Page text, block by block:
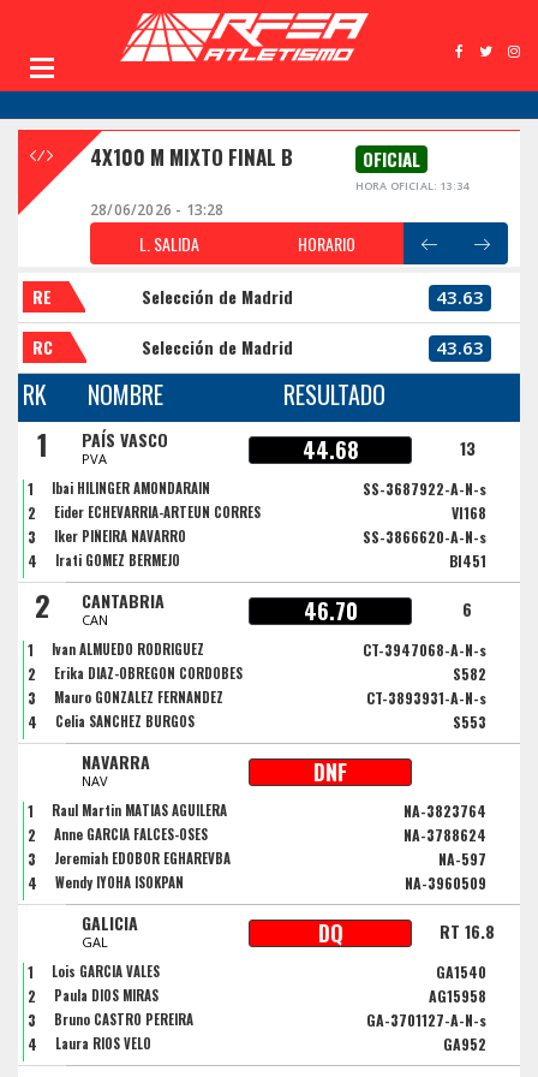
4X100 M MIXTO FINAL B OFICIAL
HORA OFICIAL: 13:34
28/06/2026 - 13:28
L. SALIDA HORARIO
RE Selección de Madrid 43.63
RC Selección de Madrid 43.63
RK NOMBRE RESULTADO
1 PAÍS VASCO
PVA 44.68 13
1 Ibai HILINGER AMONDARAIN
SS-3687922-A-N-s
2
Eider ECHEVARRIA-ARTEUN CORRES
VI168
3
Iker PIÑEIRA NAVARRO
SS-3866620-A-N-s
4
Irati GOMEZ BERMEJO BI451
2 CANTABRIA
CAN 46.70 6
1 Ivan ALMUEDO RODRIGUEZ
CT-3947068-A-N-s
2
Erika DIAZ-OBREGON CORDOBES
S582
3
Mauro GONZALEZ FERNANDEZ
CT-3893931-A-N-s
4
Celia SANCHEZ BURGOS S553
NAVARRA
NAV DNF
1 Raul Martin MATIAS AGUILERA
NA-3823764
2
Anne GARCIA FALCES-OSES
NA-3788624
3
Jeremiah EDOBOR EGHAREVBA
NA-597
4
Wendy IYOHA ISOKPAN NA-3960509
GALICIA
GAL DQ RT 16.8
1 Lois GARCIA VALES
GA1540
2
Paula DIOS MIRAS
AG15958
3
Bruno CASTRO PEREIRA
GA-3701127-A-N-s
4
Laura RIOS VELO GA952